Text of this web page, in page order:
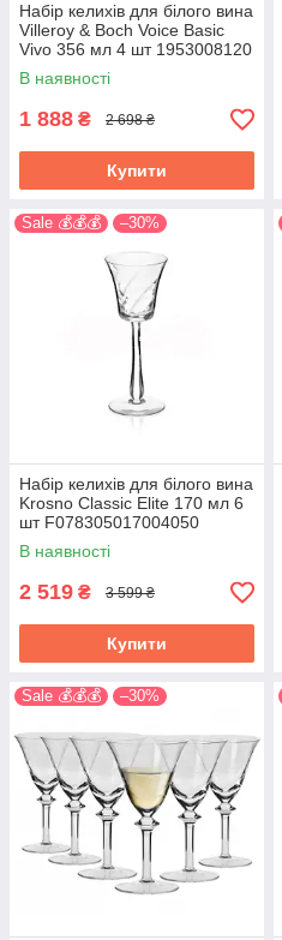
Набір келихів для білого вина
Villeroy & Boch Voice Basic
Vivo 356 мл 4 шт 1953008120
В наявності
1 888 ₴ 2 698 ₴
Купити
Sale 💰💰💰 –30%
Набір келихів для білого вина
Krosno Classic Elite 170 мл 6
шт F078305017004050
В наявності
2 519 ₴ 3 599 ₴
Купити
Sale 💰💰💰 –30%